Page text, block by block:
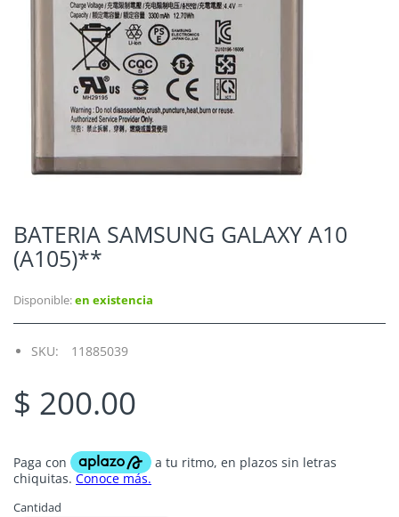
BATERIA SAMSUNG GALAXY A10
(A105)**
Disponible:en existencia
SKU: 11885039
$ 200.00
Cantidad